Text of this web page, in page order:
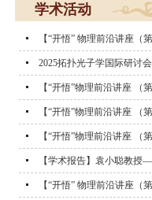
学术活动
【“开悟” 物理前沿讲座
2025拓扑光子学国际研讨
【“开悟”物理前沿讲座 （
【“开悟”物理前沿讲座 （
【“开悟”物理前沿讲座 （
【学术报告】袁小聪教
【“开悟” 物理前沿讲座（